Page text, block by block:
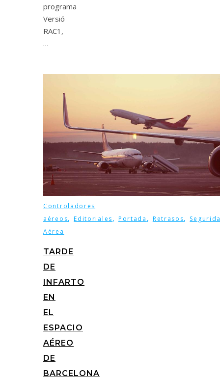
programa
Versió
RAC1,
…
Controladores
aéreos,Editoriales, Portada , Retrasos,
Aérea
TARDE
DE
INFARTO
EN
EL
ESPACIO
AÉREO
DE
BARCELONA